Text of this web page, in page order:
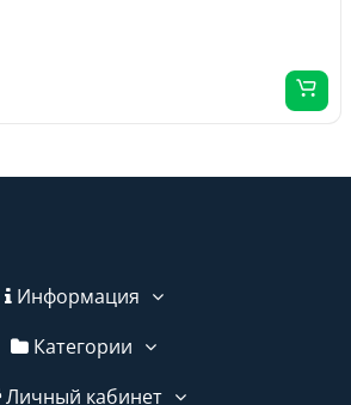
Информация
Категории
Личный кабинет